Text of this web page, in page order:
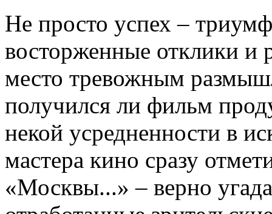
Не просто успех –
восторженные отклики и
место тревожным
получился ли фильм
некой усредненности в
мастера кино сразу
«Москвы...» – верно